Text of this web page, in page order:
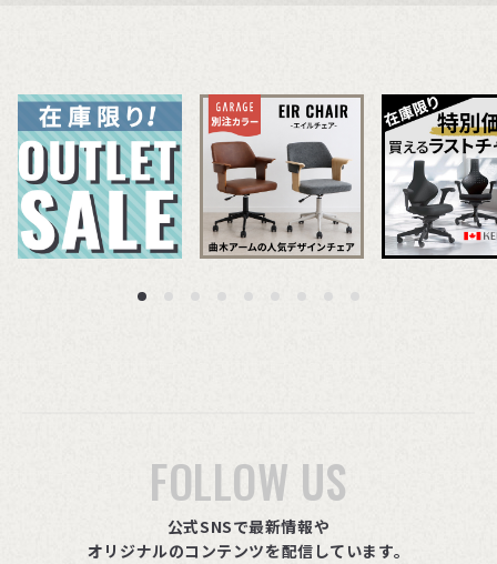
FOLLOW US
公式SNSで最新情報や
オリジナルのコンテンツを配信しています。